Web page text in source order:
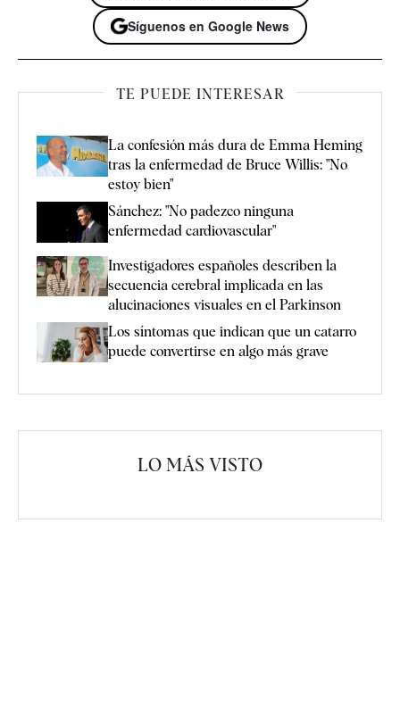
Síguenos en Google News
TE PUEDE INTERESAR
La confesión más dura de Emma Heming
tras la enfermedad de Bruce Willis: "No
estoy bien"
Sánchez: "No padezco ninguna
enfermedad cardiovascular"
Investigadores españoles describen la
secuencia cerebral implicada en las
alucinaciones visuales en el Parkinson
Los síntomas que indican que un catarro
puede convertirse en algo más grave
LO MÁS VISTO